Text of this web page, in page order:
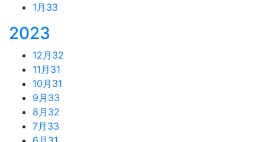
1月 33
2023
12月 32
11月 31
10月 31
9月 33
8月 32
7月 33